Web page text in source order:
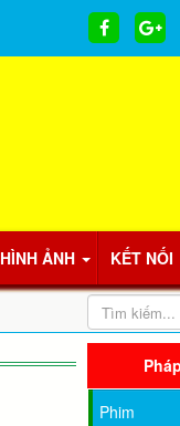
HÌNH ẢNH KẾT NỐI
Phim